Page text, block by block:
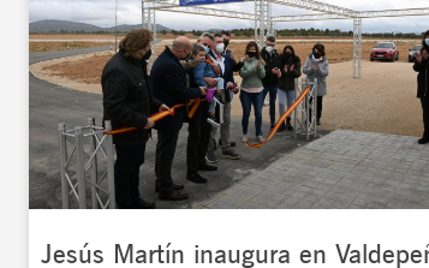
Jesús Martín inaugura en